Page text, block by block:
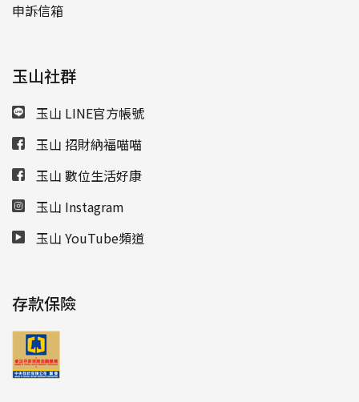
申訴信箱
玉山社群
玉山 LINE官方帳號
玉山 招財納福喵喵
玉山 數位生活好康
玉山 Instagram
玉山 YouTube頻道
存款保險